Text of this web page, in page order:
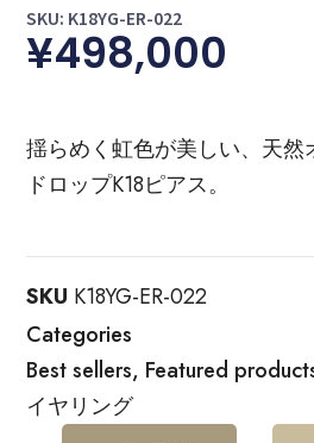
SKU: K18YG-ER-022
¥498,000
揺らめく虹色が美しい、天然
ドロップK18ピアス。
SKU K18YG-ER-022
Categories
Best sellers, Featured
イヤリング